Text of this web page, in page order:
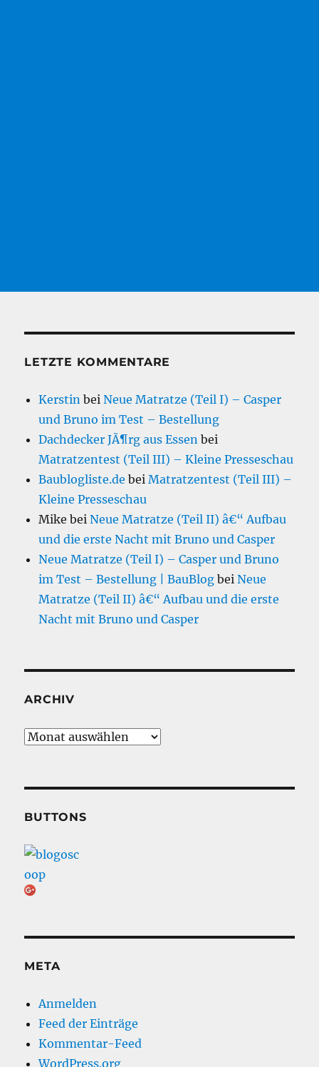
LETZTE KOMMENTARE
Kerstin beiNeue Matratze (Teil I) – Casper
und Bruno im Test – Bestellung
Dachdecker JÃ¶rg aus Essen bei
Matratzentest (Teil III) – Kleine Presseschau
Baublogliste.de beiMatratzentest (Teil III) –
Kleine Presseschau
Mike beiNeue Matratze (Teil II) â€“ Aufbau
und die erste Nacht mit Bruno und Casper
Neue Matratze (Teil I) – Casper und Bruno
im Test – Bestellung | BauBlog beiNeue
Matratze (Teil II) â€“ Aufbau und die erste
Nacht mit Bruno und Casper
ARCHIV
Archiv
BUTTONS
META
Anmelden
Feed der Einträge
Kommentar-Feed
WordPress.org